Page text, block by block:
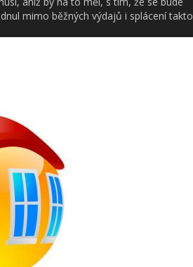
mimo běžných výdajů i splácení takto